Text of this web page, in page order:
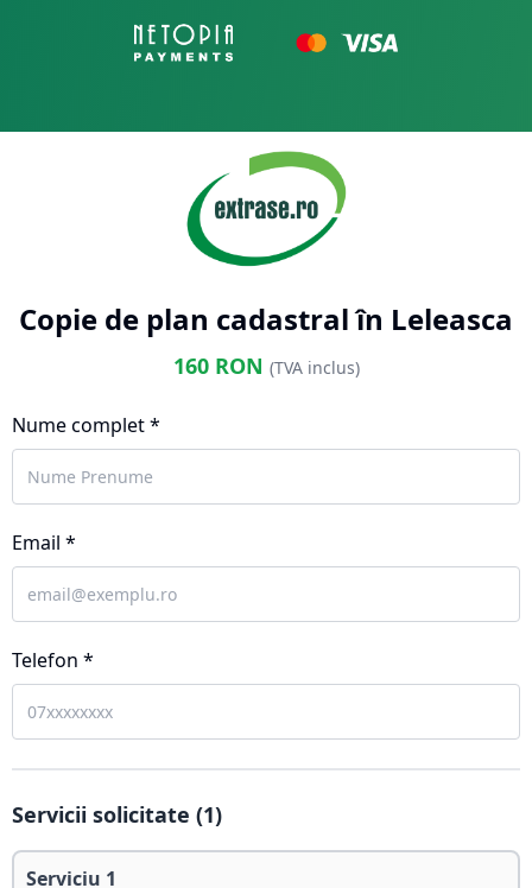
Copie de plan cadastral în Leleasca
160RON (TVA inclus)
Nume complet *
Email *
Telefon *
Servicii solicitate (1)
Serviciu 1